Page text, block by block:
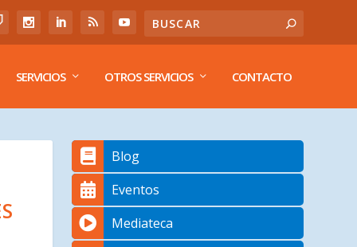
SERVICIOS OTROS SERVICIOS CONTACTO
Blog
Eventos
Mediateca